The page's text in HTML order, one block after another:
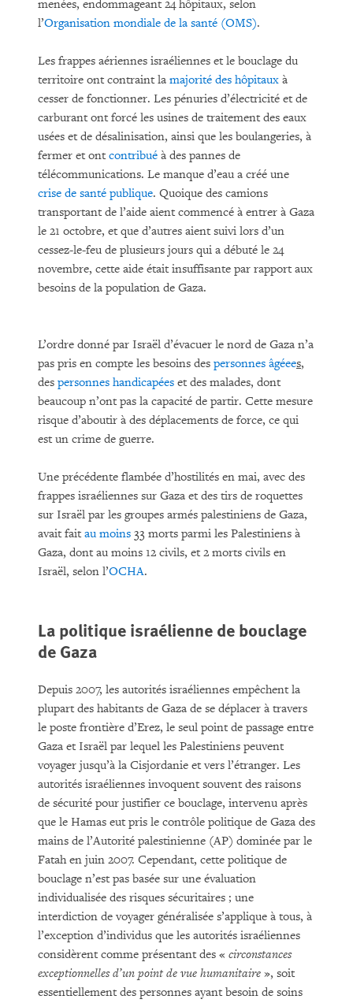
menées, endommageant 24 hôpitaux, selon
l’Organisation mondiale de la santé (OMS).
Les frappes aériennes israéliennes et le bouclage du
territoire ont contraint la majorité des hôpitaux à
cesser de fonctionner. Les pénuries d’électricité et de
carburant ont forcé les usines de traitement des eaux
usées et de désalinisation, ainsi que les boulangeries, à
fermer et ont contribué à des pannes de
télécommunications. Le manque d’eau a créé une
crise de santé publique. Quoique des camions
transportant de l’aide aient commencé à entrer à Gaza
le 21 octobre, et que d’autres aient suivi lors d’un
cessez-le-feu de plusieurs jours qui a débuté le 24
novembre, cette aide était insuffisante par rapport aux
besoins de la population de Gaza.
L’ordre donné par Israël d’évacuer le nord de Gaza n’a
pas pris en compte les besoins des personnes âgéees,
des personnes handicapées et des malades, dont
beaucoup n’ont pas la capacité de partir. Cette mesure
risque d’aboutir à des déplacements de force, ce qui
est un crime de guerre.
Une précédente flambée d’hostilités en mai, avec des
frappes israéliennes sur Gaza et des tirs de roquettes
sur Israël par les groupes armés palestiniens de Gaza,
avait fait au moins 33 morts parmi les Palestiniens à
Gaza, dont au moins 12 civils, et 2 morts civils en
Israël, selon l’OCHA.
La politique israélienne de bouclage
de Gaza
Depuis 2007, les autorités israéliennes empêchent la
plupart des habitants de Gaza de se déplacer à travers
le poste frontière d’Erez, le seul point de passage entre
Gaza et Israël par lequel les Palestiniens peuvent
voyager jusqu’à la Cisjordanie et vers l’étranger. Les
autorités israéliennes invoquent souvent des raisons
de sécurité pour justifier ce bouclage, intervenu après
que le Hamas eut pris le contrôle politique de Gaza des
mains de l’Autorité palestinienne (AP) dominée par le
Fatah en juin 2007. Cependant, cette politique de
bouclage n’est pas basée sur une évaluation
individualisée des risques sécuritaires ; une
interdiction de voyager généralisée s’applique à tous, à
l’exception d’individus que les autorités israéliennes
considèrent comme présentant des « circonstances
exceptionnelles d’un point de vue humanitaire », soit
essentiellement des personnes ayant besoin de soins